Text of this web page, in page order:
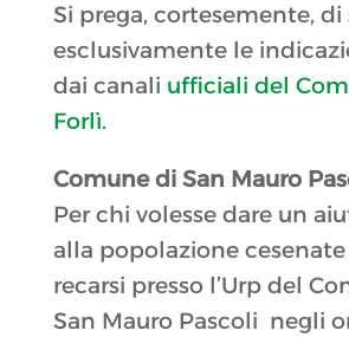
Si prega, cortesemente, di
esclusivamente le
dai canali ufficiali del
Forlì.
Comune di San Mauro
Per chi volesse dare un
alla popolazione
recarsi presso l’Urp del
San Mauro Pascoli negli